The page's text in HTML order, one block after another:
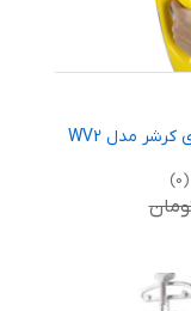
شیشه شوی کرشر مدل WV2
(0)